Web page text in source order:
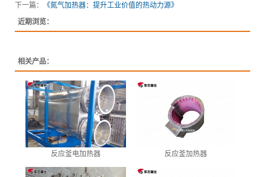
下一篇：
《氮气加热器：提升工业价值的热动力源》
近期浏览：
相关产品：
反应釜电加热器 反应釜加热器